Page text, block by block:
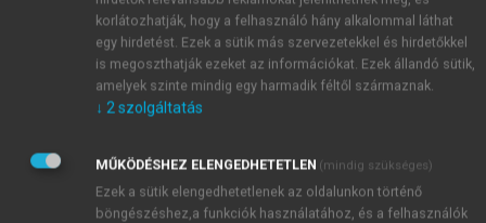
kihirdetést követően az EU valamennyi hivatalos
nyelvére is lefordítják. A fordításról az Európai
Bíróság gondoskodik, az nem a felek vagy az
előterjesztő bíróság kötelezettsége. Érdekes
problémákat azonban felvethetnek a fordítások.
Jogvédelmi szempontból erre garanciát a különböző
nyelvi változatok összevetése jelenthet, tagadhatatlan
ugyanis, hogy fordítási hibák előfordulhatnak.
korlátozhatják, hogy a felhasználó hány alkalommal láthat
egy hirdetést. Ezek a sütik más szervezetekkel és hirdetőkkel
is megoszthatják ezeket az információkat. Ezek állandó sütik,
amelyek szinte mindig egy harmadik féltől származnak.
↓ 2szolgáltatás
MŰKÖDÉSHEZ ELENGEDHETETLEN (mindig szükséges)
Ezek a sütik elengedhetetlenek az oldalunkon történő
böngészéshez,a funkciók használatához, és a felhasználók